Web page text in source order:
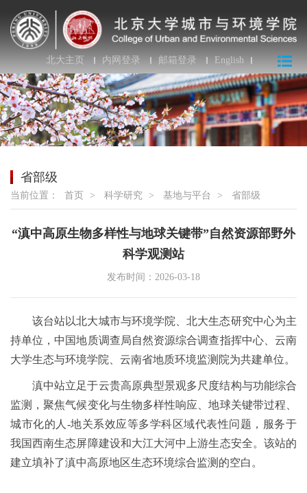
北大主页 内网登录 邮箱登录 English
省部级
当前位置： 首页 > 科学研究 > 基地与平台 > 省部级
“滇中高原生物多样性与地球关键带”自然资源部野外
科学观测站
发布时间：2026-03-18
该台站以北大城市与环境学院、北大生态研究中心为主
持单位，中国地质调查局自然资源综合调查指挥中心、云南
大学生态与环境学院、云南省地质环境监测院为共建单位。
滇中站立足于云贵高原典型景观多尺度结构与功能综合
监测，聚焦气候变化与生物多样性响应、地球关键带过程、
城市化的人-地关系效应等多学科区域代表性问题，服务于
我国西南生态屏障建设和大江大河中上游生态安全。该站的
建立填补了滇中高原地区生态环境综合监测的空白。